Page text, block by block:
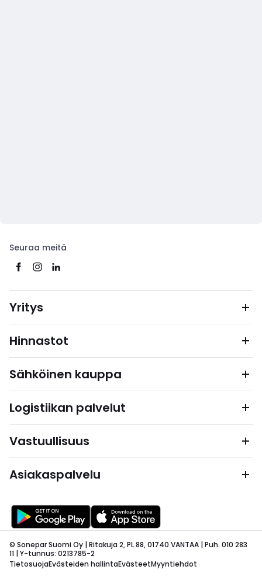
Seuraa meitä
Yritys
Hinnastot
Sähköinen kauppa
Logistiikan palvelut
Vastuullisuus
Asiakaspalvelu
© Sonepar Suomi Oy | Ritakuja 2, PL 88, 01740 VANTAA | Puh. 010 283
11 | Y-tunnus: 0213785-2
TietosuojaEvästeiden hallintaEvästeetMyyntiehdot